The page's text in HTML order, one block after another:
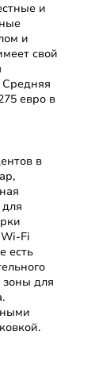
и
и
свой
евро в
в
Fi
есть
для